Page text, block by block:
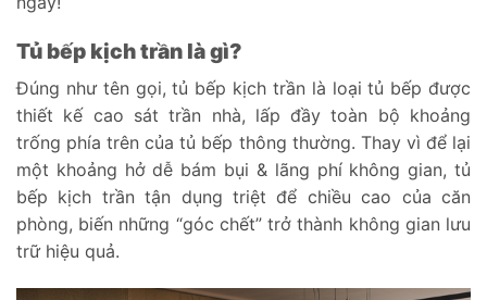
Tủ bếp kịch trần là gì?
Đúng như tên gọi, tủ bếp kịch trần là loại tủ bếp được
thiết kế cao sát trần nhà, lấp đầy toàn bộ khoảng
trống phía trên của tủ bếp thông thường. Thay vì để lại
một khoảng hở dễ bám bụi & lãng phí không gian, tủ
bếp kịch trần tận dụng triệt để chiều cao của căn
phòng, biến những “góc chết” trở thành không gian lưu
trữ hiệu quả.